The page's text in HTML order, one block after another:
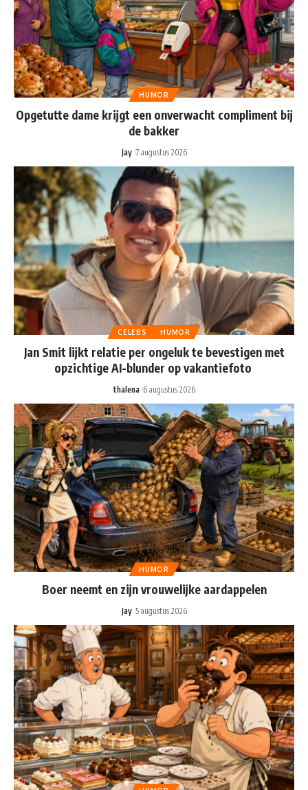
HUMOR
Opgetutte dame krijgt een onverwacht compliment bij
de bakker
Jay 7 augustus 2026
CELEBS HUMOR
Jan Smit lijkt relatie per ongeluk te bevestigen met
opzichtige AI-blunder op vakantiefoto
thalena 6 augustus 2026
HUMOR
Boer neemt en zijn vrouwelijke aardappelen
Jay 5 augustus 2026